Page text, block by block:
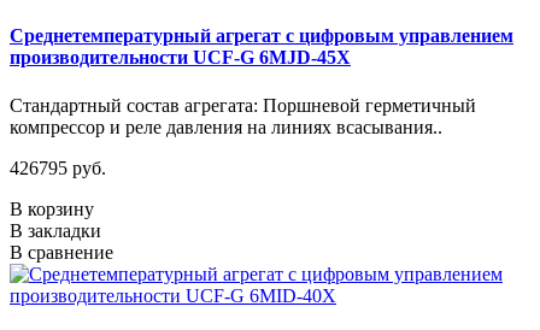
Среднетемпературный агрегат с цифровым управлением
производительности UCF-G 6MJD-45X
Стандартный состав агрегата: Поршневой герметичный
компрессор и реле давления на линиях всасывания..
426795 руб.
В корзину
В закладки
В сравнение